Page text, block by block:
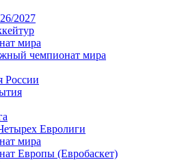
2027
мира
чемпионат мира
России
Евролиги
мира
Европы (Евробаскет)